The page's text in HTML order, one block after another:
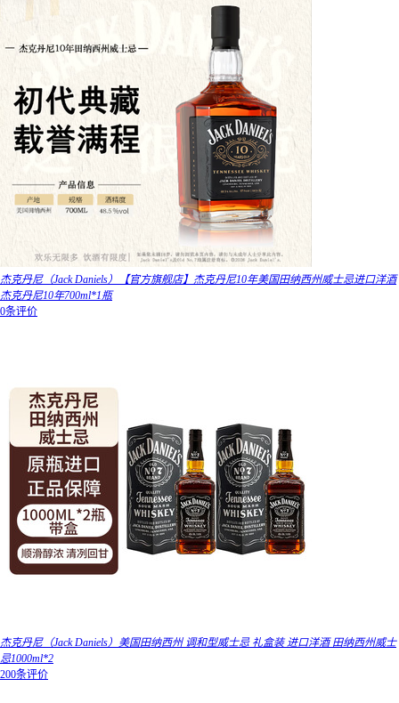
杰克丹尼（Jack Daniels）【官方旗舰店】杰克丹尼10年美国田纳西州威士忌进口洋酒
杰克丹尼10年700ml*1瓶
0条评价
杰克丹尼（Jack Daniels）美国田纳西州 调和型威士忌 礼盒装 进口洋酒 田纳西州威士
忌1000ml*2
200条评价